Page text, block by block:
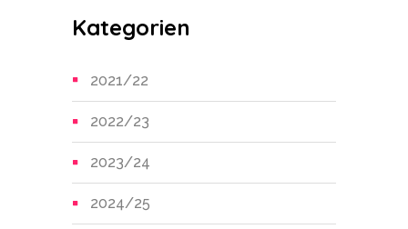
Kategorien
2021/22
2022/23
2023/24
2024/25